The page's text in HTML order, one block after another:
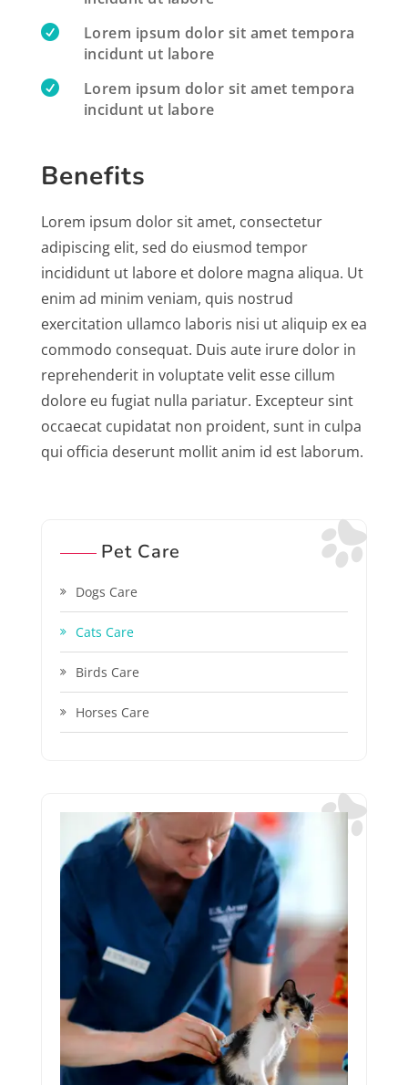

Lorem ipsum dolor sit amet tempora
incidunt ut labore

Lorem ipsum dolor sit amet tempora
incidunt ut labore
Benefits
Lorem ipsum dolor sit amet, consectetur
adipiscing elit, sed do eiusmod tempor
incididunt ut labore et dolore magna aliqua. Ut
enim ad minim veniam, quis nostrud
exercitation ullamco laboris nisi ut aliquip ex ea
commodo consequat. Duis aute irure dolor in
reprehenderit in voluptate velit esse cillum
dolore eu fugiat nulla pariatur. Excepteur sint
occaecat cupidatat non proident, sunt in culpa
qui officia deserunt mollit anim id est laborum.
Pet Care
Dogs Care
Cats Care
Birds Care
Horses Care